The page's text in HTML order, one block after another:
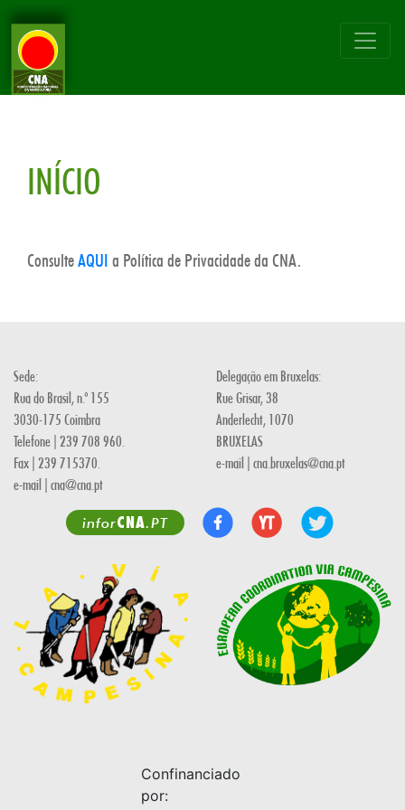
INÍCIO
ConsulteAQUI a Política de Privacidade da CNA.
Sede:
Rua do Brasil, n.º 155
3030-175 Coimbra
Telefone | 239 708 960.
Fax | 239 715370.
e-mail | cna@cna.pt
Delegação em Bruxelas:
Rue Grisar, 38
Anderlecht, 1070
BRUXELAS
e-mail | cna.bruxelas@cna.pt
inforCNA.PT
Confinanciado
por: